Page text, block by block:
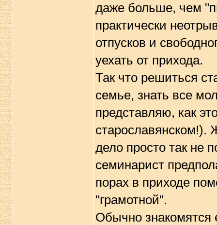
даже больше, чем
практически
отпусков и
уехать от прихода.
Так что решиться
семье, знать все
представляю, как
старославянском!).
дело просто так не
семинарист
порах в приходе
"грамотной".
Обычно знакомятся